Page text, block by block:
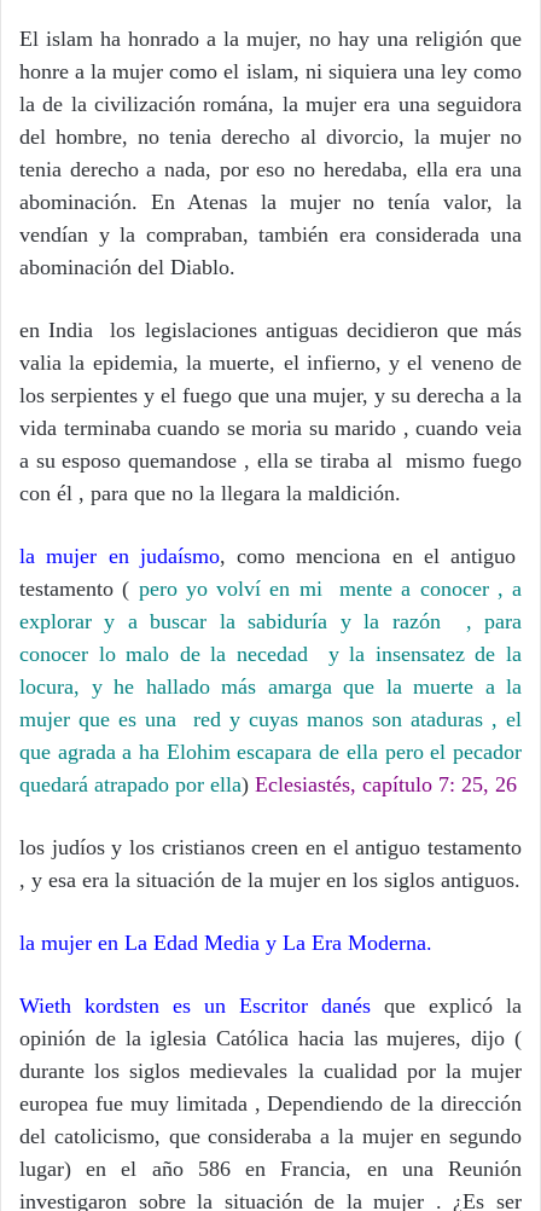
El islam ha honrado a la mujer, no hay una religión que
honre a la mujer como el islam, ni siquiera una ley como
la de la civilización romána, la mujer era una seguidora
del hombre, no tenia derecho al divorcio, la mujer no
tenia derecho a nada, por eso no heredaba, ella era una
abominación. En Atenas la mujer no tenía valor, la
vendían y la compraban, también era considerada una
abominación del Diablo.
en India los legislaciones antiguas decidieron que más
valia la epidemia, la muerte, el infierno, y el veneno de
los serpientes y el fuego que una mujer, y su derecha a la
vida terminaba cuando se moria su marido , cuando veia
a su esposo quemandose , ella se tiraba al mismo fuego
con él , para que no la llegara la maldición.
la mujer en judaísmo, como menciona en el antiguo
testamento ( pero yo volví en mi mente a conocer , a
explorar y a buscar la sabiduría y la razón , para
conocer lo malo de la necedad y la insensatez de la
locura, y he hallado más amarga que la muerte a la
mujer que es una red y cuyas manos son ataduras , el
que agrada a ha Elohim escapara de ella pero el pecador
quedará atrapado por ella) Eclesiastés, capítulo 7: 25, 26
los judíos y los cristianos creen en el antiguo testamento
, y esa era la situación de la mujer en los siglos antiguos.
la mujer en La Edad Media y La Era Moderna.
Wieth kordsten es un Escritor danés que explicó la
opinión de la iglesia Católica hacia las mujeres, dijo (
durante los siglos medievales la cualidad por la mujer
europea fue muy limitada , Dependiendo de la dirección
del catolicismo, que consideraba a la mujer en segundo
lugar) en el año 586 en Francia, en una Reunión
investigaron sobre la situación de la mujer . ¿Es ser